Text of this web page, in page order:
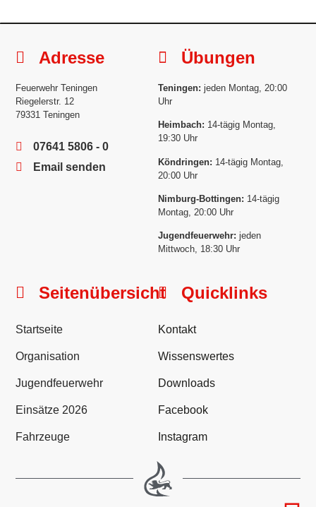
Adresse
Feuerwehr Teningen
Riegelerstr. 12
79331 Teningen
07641 5806 - 0
Email senden
Übungen
Teningen: jeden Montag, 20:00
Uhr
Heimbach: 14-tägig Montag,
19:30 Uhr
Köndringen: 14-tägig Montag,
20:00 Uhr
Nimburg-Bottingen: 14-tägig
Montag, 20:00 Uhr
Jugendfeuerwehr: jeden
Mittwoch, 18:30 Uhr
Seitenübersicht
Startseite
Organisation
Jugendfeuerwehr
Einsätze 2026
Fahrzeuge
Quicklinks
Kontakt
Wissenswertes
Downloads
Facebook
Instagram